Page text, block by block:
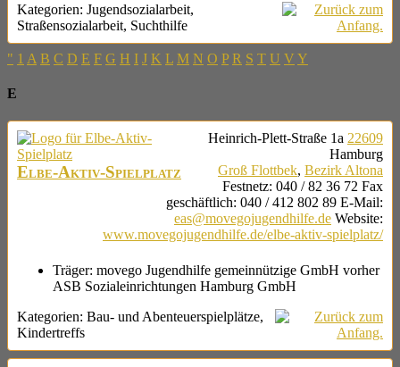
Kategorien: Jugendsozialarbeit,
Straßensozialarbeit, Suchthilfe
" 1 A B C D E F G H I J K L M N O P R S T U V Y
E
Elbe-Aktiv-Spielplatz
Heinrich-Plett-Straße 1a 22609
Hamburg
Groß Flottbek, Bezirk Altona
Festnetz: 040 / 82 36 72 Fax
geschäftlich: 040 / 412 802 89 E-Mail:
eas@movegojugendhilfe.de Website:
www.movegojugendhilfe.de/elbe-aktiv-spielplatz/
Träger: movego Jugendhilfe gemeinnützige GmbH vorher
ASB Sozialeinrichtungen Hamburg GmbH
Kategorien: Bau- und Abenteuerspielplätze,
Kindertreffs